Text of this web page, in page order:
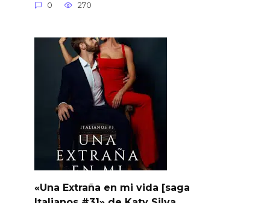
0 270
«Una Extraña en mi vida [saga